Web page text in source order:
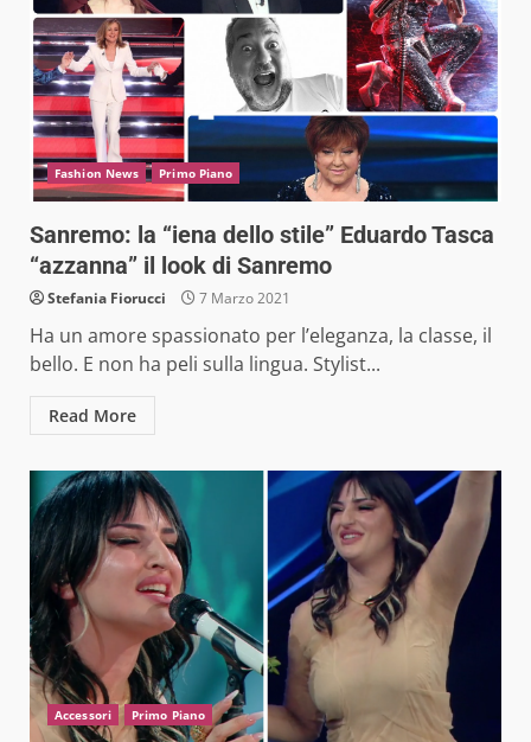
Fashion News Primo Piano
Sanremo: la “iena dello stile” Eduardo Tasca
“azzanna” il look di Sanremo
Stefania Fiorucci 7 Marzo 2021
Ha un amore spassionato per l’eleganza, la classe, il
bello. E non ha peli sulla lingua. Stylist...
Read More
Accessori Primo Piano